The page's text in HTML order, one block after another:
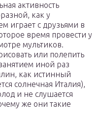
активность
как у
играет с друзьями в
время провести у
мультиков.
или полепить
иной раз
как истинный
солнечная Италия),
и не слушается
же они такие